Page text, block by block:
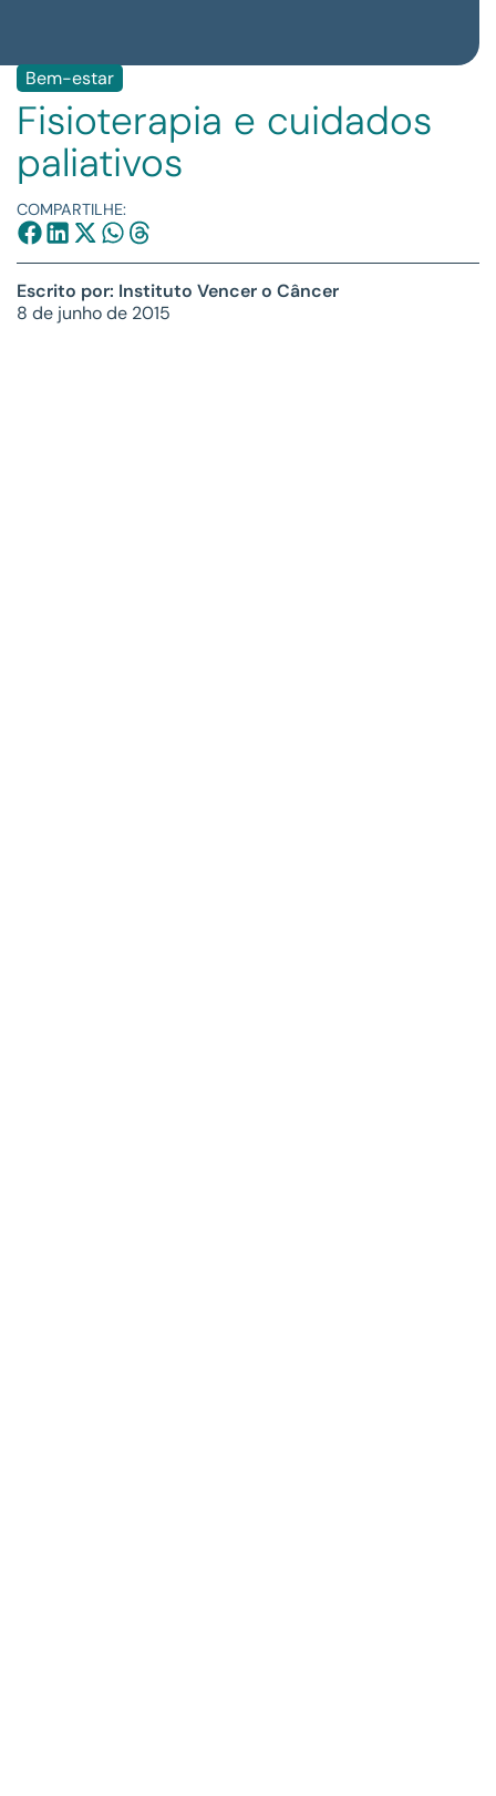
Bem-estar
Fisioterapia e cuidados
paliativos
COMPARTILHE:
Escrito por: Instituto Vencer o Câncer
8 de junho de 2015